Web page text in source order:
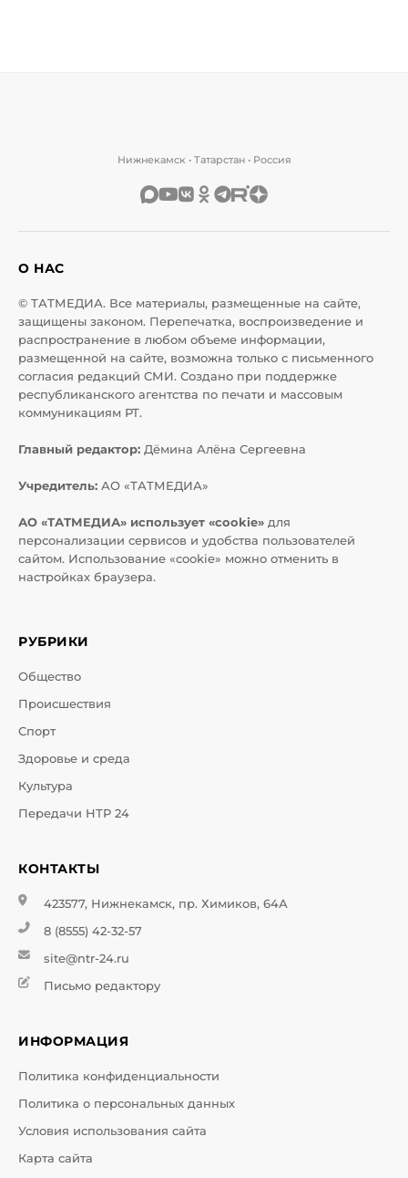
Нижнекамск • Татарстан • Россия
О НАС
© ТАТМЕДИА. Все материалы, размещенные на сайте,
защищены законом. Перепечатка, воспроизведение и
распространение в любом объеме информации,
размещенной на сайте, возможна только с письменного
согласия редакций СМИ. Создано при поддержке
республиканского агентства по печати и массовым
коммуникациям РТ.
Главный редактор: Дёмина Алёна Сергеевна
Учредитель: АО «ТАТМЕДИА»
АО «ТАТМЕДИА» использует «cookie» для
персонализации сервисов и удобства пользователей
сайтом. Использование «cookie» можно отменить в
настройках браузера.
РУБРИКИ
Общество
Происшествия
Спорт
Здоровье и среда
Культура
Передачи НТР 24
КОНТАКТЫ
423577, Нижнекамск, пр. Химиков, 64А
8 (8555) 42-32-57
site@ntr-24.ru
Письмо редактору
ИНФОРМАЦИЯ
Политика конфиденциальности
Политика о персональных данных
Условия использования сайта
Карта сайта